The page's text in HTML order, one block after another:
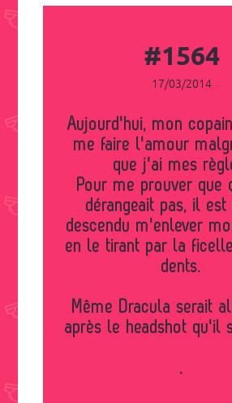
#1564
17/03/2014
Aujourd'hui, mon copain a tenu à
me faire l'amour
que j'ai mes
Pour me prouver que
dérangeait pas, il est
descendu m'enlever
en le tirant par la
dents.
Même Dracula serait
après le headshot qu'il
.